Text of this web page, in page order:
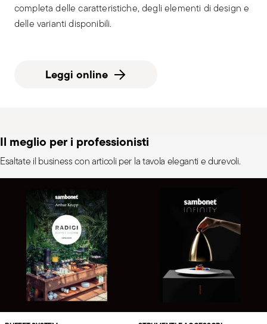
completa delle caratteristiche, degli elementi di design e
delle varianti disponibili.
Leggi online
Il meglio per i professionisti
Esaltate il business con articoli per la tavola eleganti e durevoli.